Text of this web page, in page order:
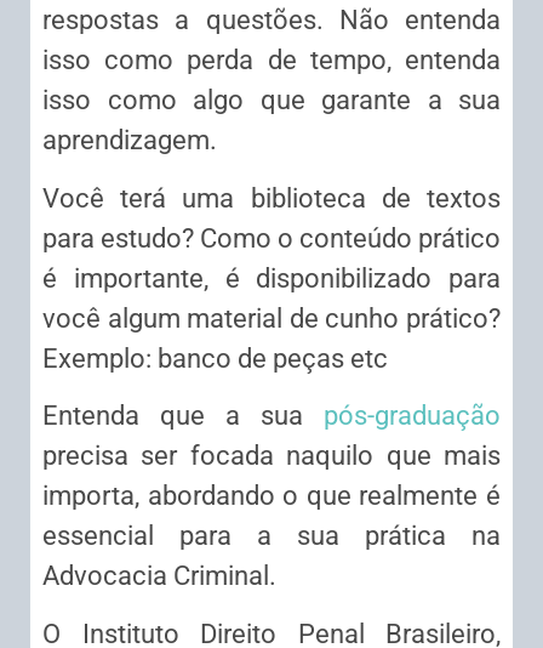
respostas a questões. Não entenda
isso como perda de tempo, entenda
isso como algo que garante a sua
aprendizagem.
Você terá uma biblioteca de textos
para estudo? Como o conteúdo prático
é importante, é disponibilizado para
você algum material de cunho prático?
Exemplo: banco de peças etc
Entenda que a sua pós-graduação
precisa ser focada naquilo que mais
importa, abordando o que realmente é
essencial para a sua prática na
Advocacia Criminal.
O Instituto Direito Penal Brasileiro,